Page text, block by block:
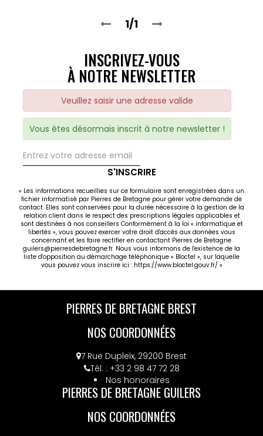
1/1
INSCRIVEZ-VOUS
À NOTRE NEWSLETTER
Veuillez saisir une adresse valide
Vous êtes désormais inscrit à notre newsletter !
S'INSCRIRE
« Les informations recueillies sur ce formulaire sont enregistrées dans un
fichier informatisé par Pierres de Bretagne pour gérer votre demande de
contact. Elles sont conservées pour la durée nécessaire à la gestion de la
relation client dans le respect des prescriptions légales applicables et
sont destinées à nos conseillers Conformément à la loi « informatique et
libertés », vous pouvez exercer votre droit d'accès aux données vous
concernant et les faire rectifier en contactant Pierres de Bretagne
guilers@pierresdebretagne.fr. Nous vous informons de l'existence de la
liste d'opposition au démarchage téléphonique « Bloctel », sur laquelle
vous pouvez vous inscrire ici : https://www.bloctel.gouv.fr/ »
PIERRES DE BRETAGNE BREST
NOS COORDONNÉES
7 Rue Dupleix, 29200 Brest
Tél. : +33 2 98 47 72 28
Nos honoraires
PIERRES DE BRETAGNE GUILERS
NOS COORDONNÉES